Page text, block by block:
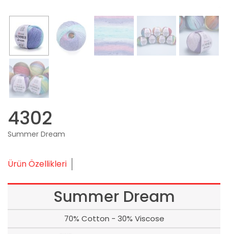
4302
Summer Dream
Ürün Özellikleri
Summer Dream
70% Cotton - 30% Viscose